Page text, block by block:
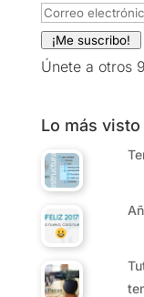
Correo
electrónico
¡Me suscribo!
Únete a otros
Lo más visto